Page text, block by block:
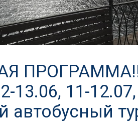
ПРОГРАММА!!!
13.06, 11-
автобусный